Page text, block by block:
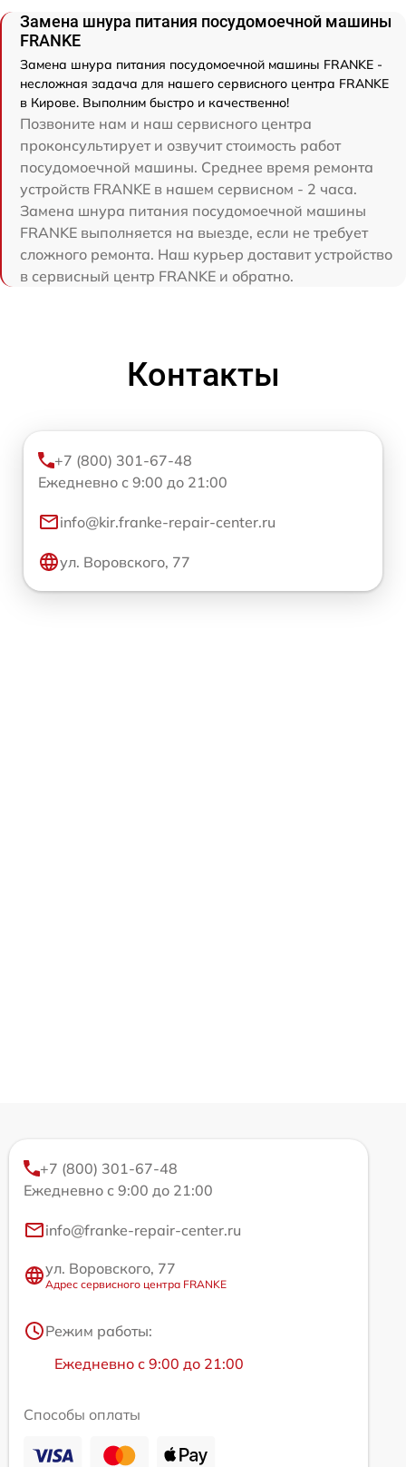
Замена шнура питания посудомоечной машины
FRANKE
Замена шнура питания посудомоечной машины FRANKE -
несложная задача для нашего сервисного центра FRANKE
в Кирове. Выполним быстро и качественно!
Позвоните нам и наш сервисного центра
проконсультирует и озвучит стоимость работ
посудомоечной машины. Среднее время ремонта
устройств FRANKE в нашем сервисном - 2 часа.
Замена шнура питания посудомоечной машины
FRANKE выполняется на выезде, если не требует
сложного ремонта. Наш курьер доставит устройство
в сервисный центр FRANKE и обратно.
Контакты
+7 (800) 301-67-48
Ежедневно с 9:00 до 21:00
info@kir.franke-repair-center.ru
ул. Воровского, 77
+7 (800) 301-67-48
Ежедневно с 9:00 до 21:00
info@franke-repair-center.ru
ул. Воровского, 77
Адрес сервисного центра FRANKE
Режим работы:
Ежедневно с 9:00 до 21:00
Способы оплаты